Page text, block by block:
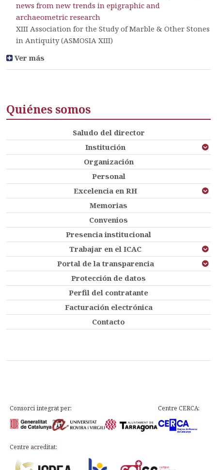
news from new trends in epigraphic and
archaeometric research
XIII Association for the Study of Marble & Other Stones
in Antiquity (ASMOSIA XIII)
Ver más
Quiénes somos
Saludo del director
Institución
Organización
Personal
Excelencia en RH
Memorias
Convenios
Presencia institucional
Trabajar en el ICAC
Portal de la transparencia
Protección de datos
Perfil del contratante
Facturación electrónica
Contacto
Consorci integrat per: Centre CERCA:
Centre acreditat: